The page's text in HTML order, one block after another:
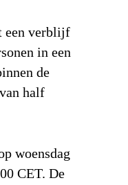
een verblijf
in een
de
half
woensdag
CET. De